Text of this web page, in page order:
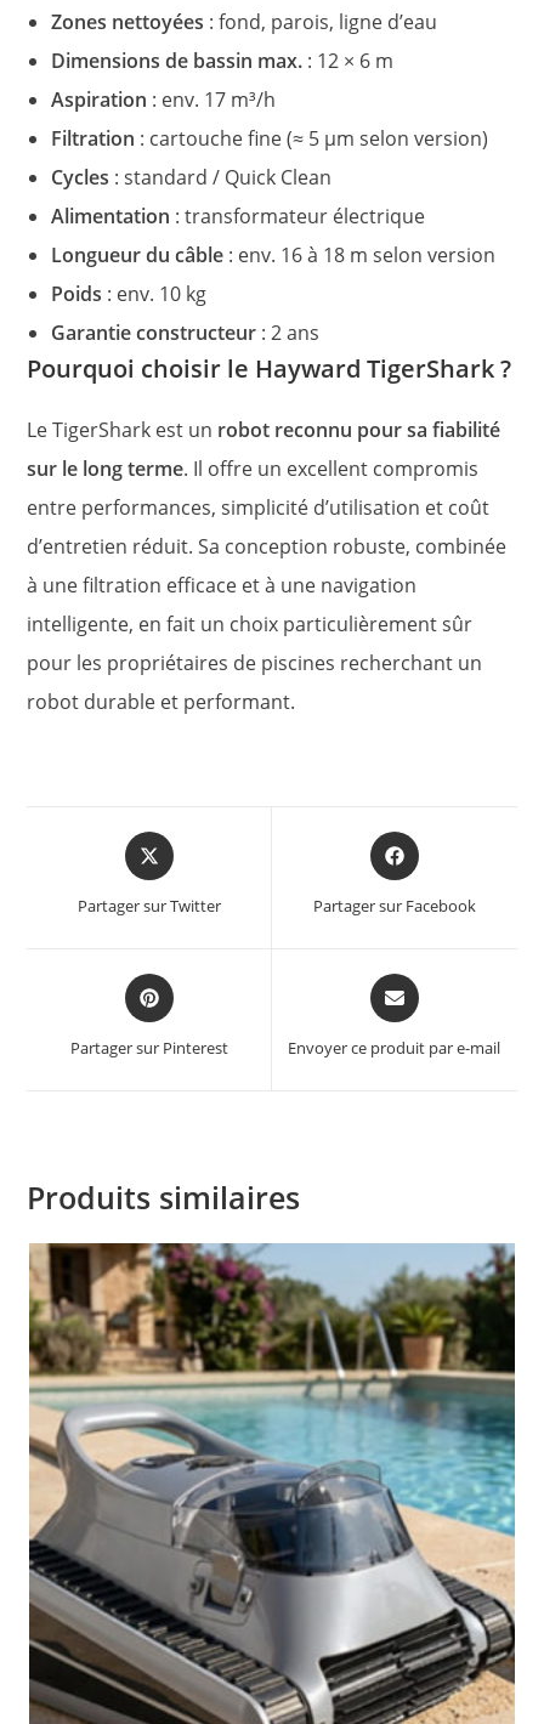
Zones nettoyées : fond, parois, ligne d’eau
Dimensions de bassin max. : 12 × 6 m
Aspiration : env. 17 m³/h
Filtration : cartouche fine (≈ 5 µm selon version)
Cycles : standard / Quick Clean
Alimentation : transformateur électrique
Longueur du câble : env. 16 à 18 m selon version
Poids : env. 10 kg
Garantie constructeur : 2 ans
Pourquoi choisir le Hayward TigerShark ?
Le TigerShark est un robot reconnu pour sa fiabilité
sur le long terme. Il offre un excellent compromis
entre performances, simplicité d’utilisation et coût
d’entretien réduit. Sa conception robuste, combinée
à une filtration efficace et à une navigation
intelligente, en fait un choix particulièrement sûr
pour les propriétaires de piscines recherchant un
robot durable et performant.
Opens
in
new
Partager sur Twitter
Opens
in
Partager sur Facebook
Opens
in
Partager sur Pinterest
Opens
in
new
Envoyer ce produit par e-mail
Produits similaires